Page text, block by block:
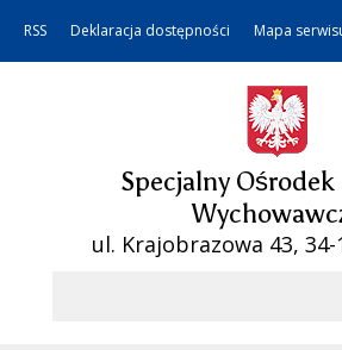
RSS Deklaracja dostępności Mapa
Specjalny Ośrodek
ul. Krajobrazowa 43, 34-